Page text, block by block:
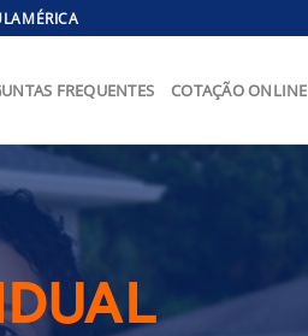
FREQUENTES COTAÇÃO ONLINE